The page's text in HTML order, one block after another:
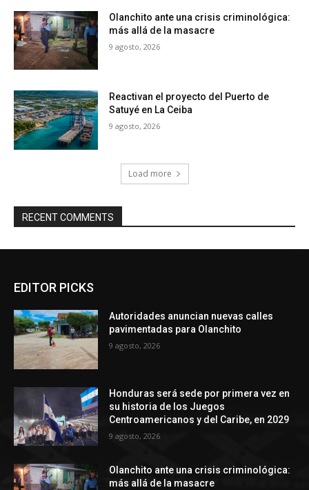
Olanchito ante una crisis criminológica:
más allá de la masacre
9 agosto, 2026
Reactivan el proyecto del Puerto de
Satuyé en La Ceiba
9 agosto, 2026
Load more
RECENT COMMENTS
EDITOR PICKS
Autoridades anuncian nuevas calles
pavimentadas para Olanchito
9 agosto, 2026
Honduras será sede por primera vez en
su historia de los Juegos
Centroamericanos y del Caribe, en 2029
9 agosto, 2026
Olanchito ante una crisis criminológica:
más allá de la masacre